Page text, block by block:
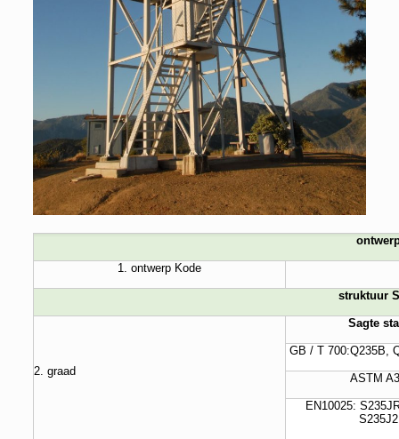
1. ontwerp Kode
struktuur
2. graad
Sagte
GB / T 700:Q235B,
ASTM
EN10025:
S235J2